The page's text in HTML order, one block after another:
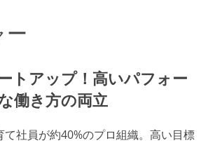
トアップ！高いパフォー
働き方の両立
社員が約40%のプロ組織。高い目標